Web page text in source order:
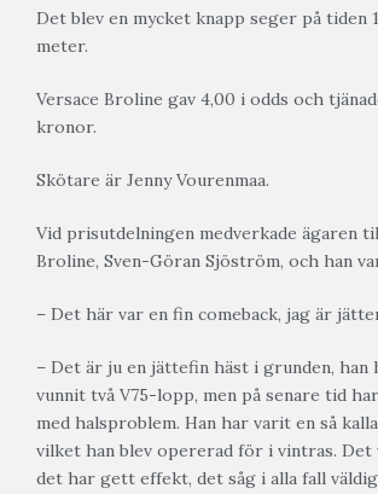
Det blev en mycket knapp seger på tiden
meter.
Versace Broline gav 4,00 i odds och
kronor.
Skötare är Jenny Vourenmaa.
Vid prisutdelningen medverkade ägaren
Broline, Sven-Göran Sjöström, och han
– Det här var en fin comeback, jag är
– Det är ju en jättefin häst i grunden, han
vunnit två V75-lopp, men på senare tid
med halsproblem. Han har varit en så
vilket han blev opererad för i vintras.
det har gett effekt, det såg i alla fall